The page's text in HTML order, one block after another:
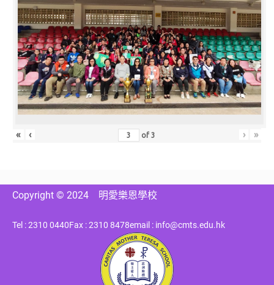
« ‹ of3 › »
Copyright © 2024 明愛樂恩學校
Tel : 2310 0440Fax : 2310 8478email : info@cmts.edu.hk